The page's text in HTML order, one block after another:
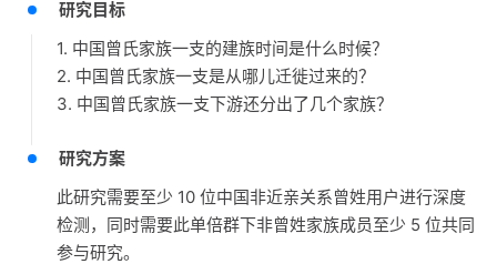
研究目标
1. 中国曾氏家族一支的建族时间是什么时候？
2. 中国曾氏家族一支是从哪儿迁徙过来的？
3. 中国曾氏家族一支下游还分出了几个家族？
研究方案
此研究需要至少 10 位中国非近亲关系曾姓用户进行深度
检测，同时需要此单倍群下非曾姓家族成员至少 5 位共同
参与研究。